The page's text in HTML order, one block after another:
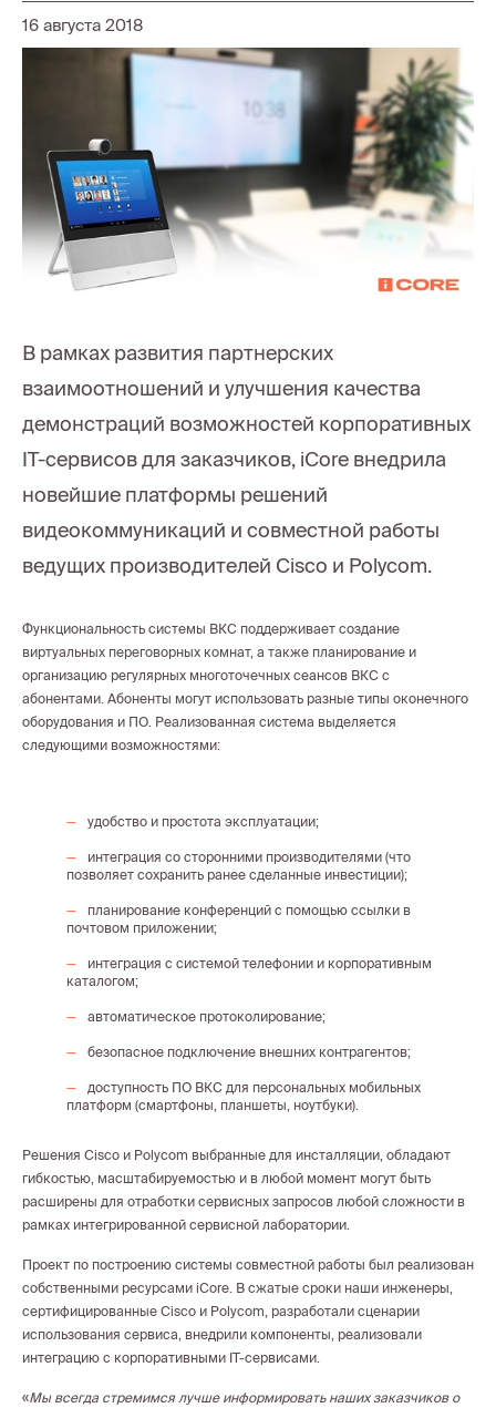
16 августа 2018
В рамках развития партнерских
взаимоотношений и улучшения качества
демонстраций возможностей корпоративных
IT-сервисов для заказчиков, iCore внедрила
новейшие платформы решений
видеокоммуникаций и совместной работы
ведущих производителей Cisco и Polycom.
Функциональность системы ВКС поддерживает создание
виртуальных переговорных комнат, а также планирование и
организацию регулярных многоточечных сеансов ВКС с
абонентами. Абоненты могут использовать разные типы оконечного
оборудования и ПО. Реализованная система выделяется
следующими возможностями:
удобство и простота эксплуатации;
интеграция со сторонними производителями (что
позволяет сохранить ранее сделанные инвестиции);
планирование конференций с помощью ссылки в
почтовом приложении;
интеграция с системой телефонии и корпоративным
каталогом;
автоматическое протоколирование;
безопасное подключение внешних контрагентов;
доступность ПО ВКС для персональных мобильных
платформ (смартфоны, планшеты, ноутбуки).
Решения Cisco и Polycom выбранные для инсталляции, обладают
гибкостью, масштабируемостью и в любой момент могут быть
расширены для отработки сервисных запросов любой сложности в
рамках интегрированной сервисной лаборатории.
Проект по построению системы совместной работы был реализован
собственными ресурсами iCore. В сжатые сроки наши инженеры,
сертифицированные Cisco и Polycom, разработали сценарии
использования сервиса, внедрили компоненты, реализовали
интеграцию с корпоративными IT-сервисами.
«Мы всегда стремимся лучше информировать наших заказчиков о